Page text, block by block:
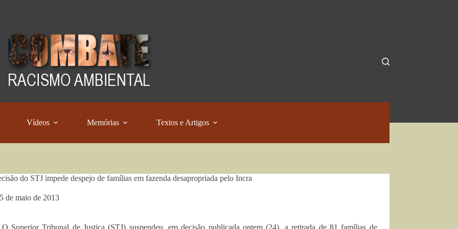
Vídeos Memórias Textos e Artigos
do STJ impede despejo de famílias em fazenda desapropriada pelo Incra
de maio de 2013
Superior Tribunal de Justiça (STJ) suspendeu, em decisão publicada ontem (24), a retirada de 81 famílias de